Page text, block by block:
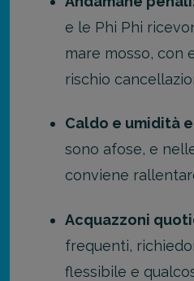
e le Phi Phi
mare mosso, con
rischio
Caldo e umidità
sono afose, e
conviene
Acquazzoni
frequenti,
flessibile e